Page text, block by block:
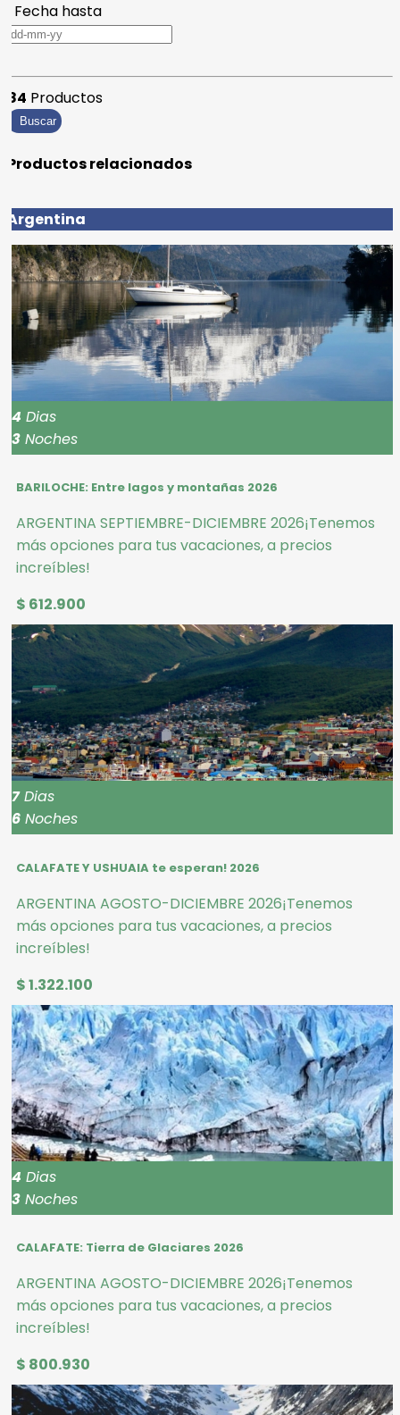
hasta
Productos
Buscar
relacionados
Dias
Noches
BARILOCHE: Entre lagos y montañas 2026
ARGENTINA SEPTIEMBRE-DICIEMBRE 2026¡Tenemos
más opciones para tus vacaciones, a precios
increíbles!
$ 612.900
Dias
Noches
CALAFATE Y USHUAIA te esperan! 2026
ARGENTINA AGOSTO-DICIEMBRE 2026¡Tenemos
más opciones para tus vacaciones, a precios
increíbles!
$ 1.322.100
Dias
Noches
CALAFATE: Tierra de Glaciares 2026
ARGENTINA AGOSTO-DICIEMBRE 2026¡Tenemos
más opciones para tus vacaciones, a precios
increíbles!
$ 800.930